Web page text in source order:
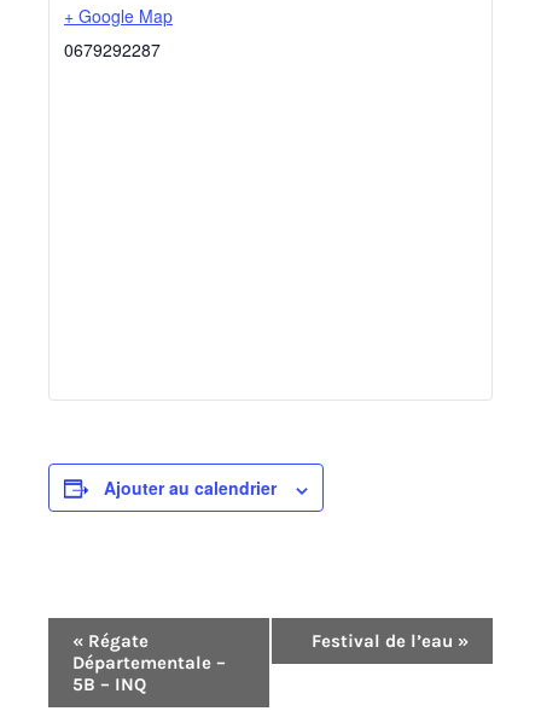
+ Google Map
0679292287
Ajouter au calendrier
v
« Régate
Départementale –
5B – INQ
Festival de l’eau »